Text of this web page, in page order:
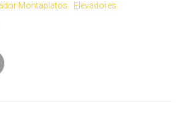
Montaplatos
Elevadores